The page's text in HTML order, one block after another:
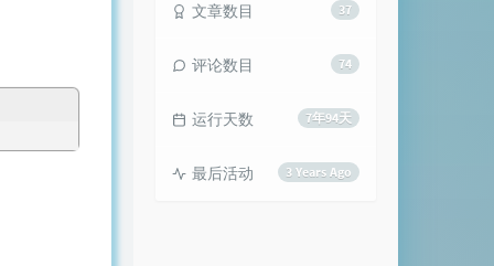
37
文章数目
74
评论数目
7年94天
运行天数
3 Years Ago
最后活动